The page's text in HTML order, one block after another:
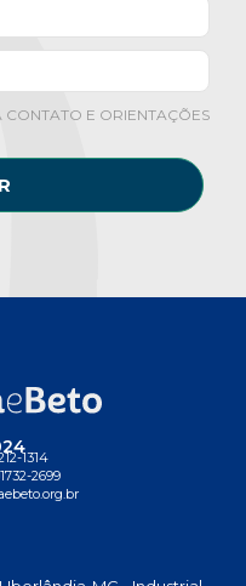
E ORIENTAÇÕES
1314
2699